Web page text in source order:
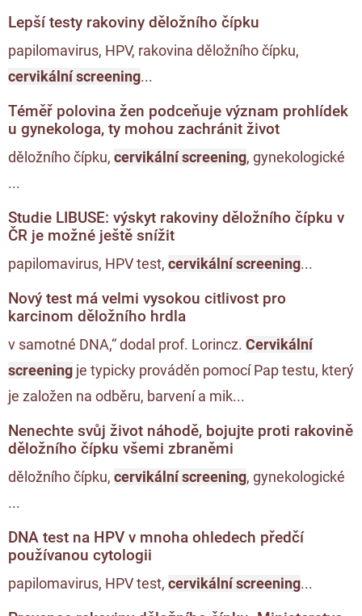
Lepší testy rakoviny děložního čípku
papilomavirus, HPV, rakovina děložního čípku,
cervikální screening...
Téměř polovina žen podceňuje význam prohlídek
u gynekologa, ty mohou zachránit život
děložního čípku, cervikální screening, gynekologické
...
Studie LIBUSE: výskyt rakoviny děložního čípku v
ČR je možné ještě snížit
papilomavirus, HPV test, cervikální screening...
Nový test má velmi vysokou citlivost pro
karcinom děložního hrdla
v samotné DNA,“ dodal prof. Lorincz. Cervikální
screening je typicky prováděn pomocí Pap testu, který
je založen na odběru, barvení a mik...
Nenechte svůj život náhodě, bojujte proti rakovině
děložního čípku všemi zbraněmi
děložního čípku, cervikální screening, gynekologické
...
DNA test na HPV v mnoha ohledech předčí
používanou cytologii
papilomavirus, HPV test, cervikální screening...